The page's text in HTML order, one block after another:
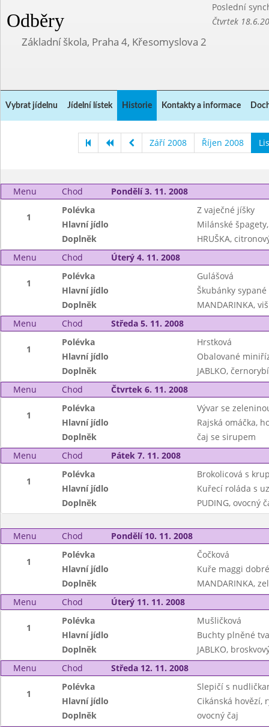
Odběry
Poslední
Čtvrtek
Základní škola, Praha 4, Křesomyslova 2
Vybrat jídelnu Jídelní lístek Historie Kontakty a informace
Září 2008 Říjen 2008
Menu Chod Pondělí 3. 11. 2008
1
Polévka
Z vaječné jíšky
Hlavní jídlo
Milánské
Doplněk
HRUŠKA,
Menu
Chod Úterý 4. 11. 2008
1
Polévka
Gulášová
Hlavní jídlo
Škubánky sypané
Doplněk
MANDARINKA,
Menu
Chod Středa 5. 11. 2008
1
Polévka
Hrstková
Hlavní jídlo
Obalované
Doplněk
JABLKO,
Menu
Chod Čtvrtek 6. 11. 2008
1
Polévka
Vývar se
Hlavní jídlo
Rajská omáčka,
Doplněk
čaj se sirupem
Menu
Chod Pátek 7. 11. 2008
1
Polévka
Brokolicová s
Hlavní jídlo
Kuřecí roláda s
Doplněk
PUDING, ovocný
Menu Chod Pondělí 10. 11. 2008
1
Polévka
Čočková
Hlavní jídlo
Kuře maggi
Doplněk
MANDARINKA,
Menu
Chod Úterý 11. 11. 2008
1
Polévka
Mušličková
Hlavní jídlo
Buchty plněné
Doplněk
JABLKO,
Menu
Chod Středa 12. 11. 2008
1
Polévka
Slepičí s
Hlavní jídlo
Cikánská hovězí,
Doplněk
ovocný čaj